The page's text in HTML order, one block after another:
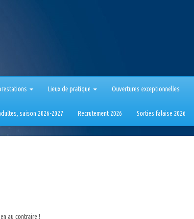
Lieux de pratique Ouvertures exceptionnelles
saison 2026-2027 Recrutement 2026 Sorties falaise 2026
au contraire !